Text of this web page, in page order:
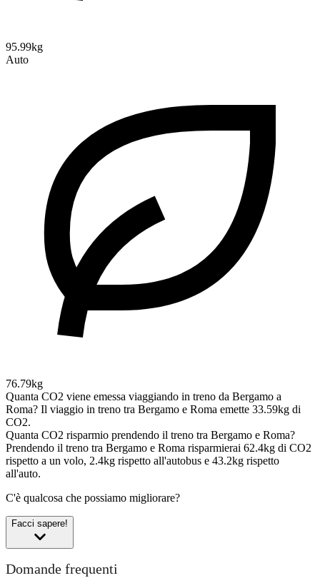
95.99kg
Auto
76.79kg
Quanta CO2 viene emessa viaggiando in treno da Bergamo a
Roma? Il viaggio in treno tra Bergamo e Roma emette 33.59kg di
CO2.
Quanta CO2 risparmio prendendo il treno tra Bergamo e Roma?
Prendendo il treno tra Bergamo e Roma risparmierai 62.4kg di CO2
rispetto a un volo, 2.4kg rispetto all'autobus e 43.2kg rispetto
all'auto.
C'è qualcosa che possiamo migliorare?
Facci sapere!
Domande frequenti